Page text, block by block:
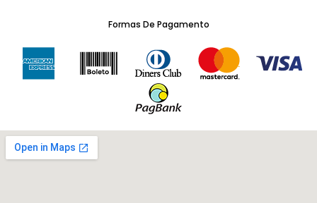
Formas De Pagamento